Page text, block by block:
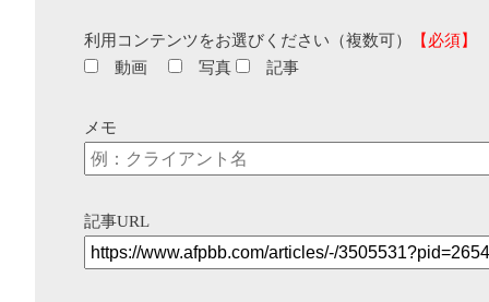
利用コンテンツをお選びください（複数可）
【必須】
動画
写真 記事
メモ
記事URL